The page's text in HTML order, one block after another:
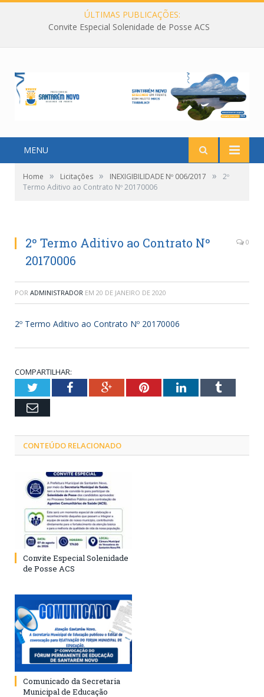
ÚLTIMAS PUBLICAÇÕES:
Convite Especial Solenidade de Posse ACS
MENU
Home » Licitações » INEXIGIBILIDADE Nº 006/2017 »
2º
Termo Aditivo ao Contrato Nº 20170006
2º Termo Aditivo ao Contrato Nº
20170006
0
POR ADMINISTRADOR EM 20 DE JANEIRO DE 2020
2º Termo Aditivo ao Contrato Nº 20170006
COMPARTILHAR:
TwitterFacebookGoogle+PinterestLinkedInTumblr
Email
CONTEÚDO RELACIONADO
Convite Especial Solenidade
de Posse ACS
Comunicado da Secretaria
Municipal de Educação